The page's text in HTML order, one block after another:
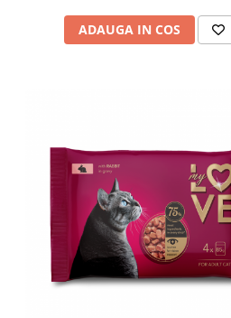
ADAUGA IN COS